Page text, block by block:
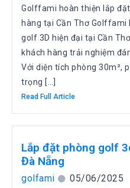
Golffami hoàn thiện lắp
hàng tại Cần Thơ
golf 3D hiện đại tại Cần
khách hàng trải nghiệm
Với diện tích phòng 30m²,
trọng […]
Read Full Article
Lắp đặt phòng golf
Đà Nẵng
golfami 05/06/2025